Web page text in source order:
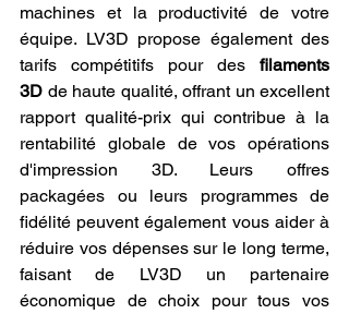
machines et la productivité de votre
équipe. LV3D propose également des
tarifs compétitifs pour des filaments
3D de haute qualité, offrant un excellent
rapport qualité-prix qui contribue à la
rentabilité globale de vos opérations
d'impression 3D. Leurs offres
packagées ou leurs programmes de
fidélité peuvent également vous aider à
réduire vos dépenses sur le long terme,
faisant de LV3D un partenaire
économique de choix pour tous vos